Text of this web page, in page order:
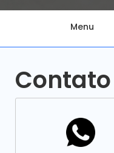
Menu
Contato